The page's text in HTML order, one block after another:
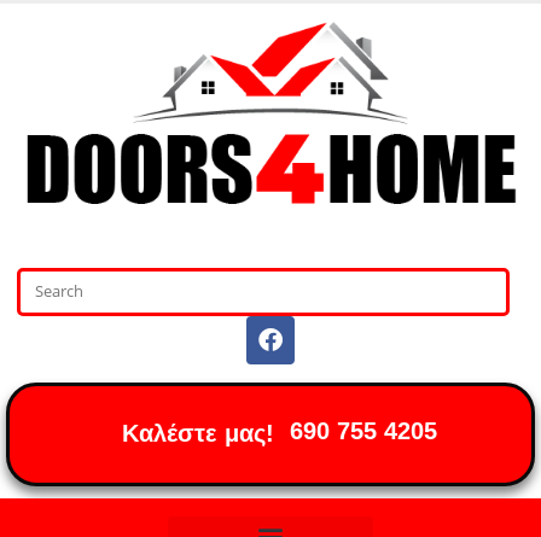
Καλέστε μας! 690 755 4205